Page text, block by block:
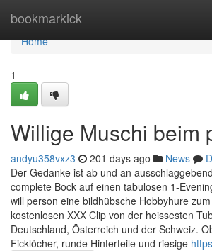
bookmarkick
Home
Home
1
Willige Muschi beim
andyu358vxz3 201 days ago News
Der Gedanke ist ab und an
complete Bock auf einen tabulosen 1-
will person eine bildhübsche Hobbyhure
kostenlosen XXX Clip von der heissesten
Deutschland, Österreich und der Schweiz.
Ficklöcher, runde Hinterteile und riesige